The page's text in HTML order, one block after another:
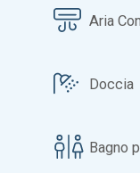
Aria
Doccia
Bagno